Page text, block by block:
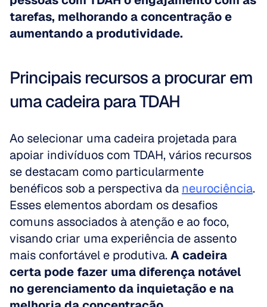
tarefas, melhorando a concentração e
aumentando a produtividade.
Principais recursos a procurar em
uma cadeira para TDAH
Ao selecionar uma cadeira projetada para
apoiar indivíduos com TDAH, vários recursos
se destacam como particularmente
benéficos sob a perspectiva da neurociência.
Esses elementos abordam os desafios
comuns associados à atenção e ao foco,
visando criar uma experiência de assento
mais confortável e produtiva. A cadeira
certa pode fazer uma diferença notável
no gerenciamento da inquietação e na